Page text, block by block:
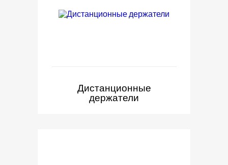
Дистанционные
держатели